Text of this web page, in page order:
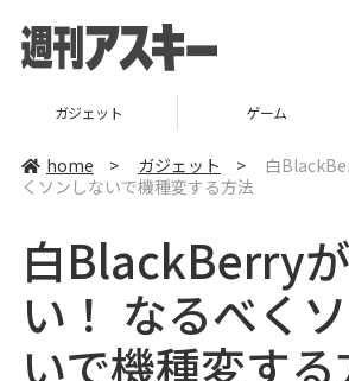
ガジェット ゲーム
home > ガジェット >
白
くソンしないで機種変する方法
白BlackBerry
い！ なるべく
いで機種変す